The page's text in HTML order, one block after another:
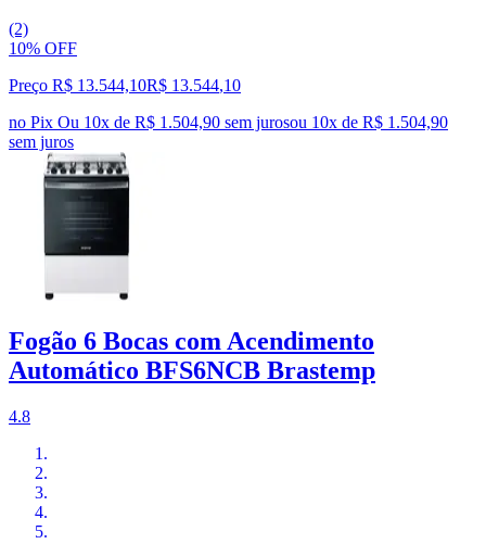
(2)
10% OFF
Preço R$ 13.544,10R$ 13.544,10
no Pix Ou 10x de R$ 1.504,90 sem jurosou 10x de R$ 1.504,90
sem juros
Fogão 6 Bocas com Acendimento
Automático BFS6NCB Brastemp
4.8